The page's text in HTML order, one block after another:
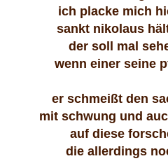
ich placke mich
sankt nikolaus
der soll mal
wenn einer seine
er schmeißt den
mit schwung und
auf diese
die allerdings